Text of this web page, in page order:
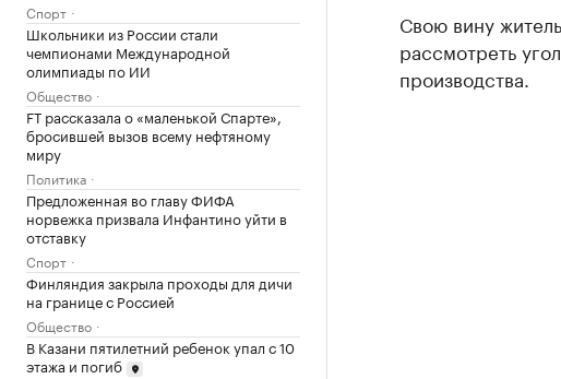
Спорт
Школьники из России стали
чемпионами Международной
олимпиады по ИИ
Общество
FT рассказала о «маленькой Спарте»,
бросившей вызов всему нефтяному
миру
Политика
Предложенная во главу ФИФА
норвежка призвала Инфантино уйти в
отставку
Спорт
Финляндия закрыла проходы для дичи
на границе с Россией
Общество
В Казани пятилетний ребенок упал с 10
этажа и погиб
Свою вину
рассмотреть
производства.